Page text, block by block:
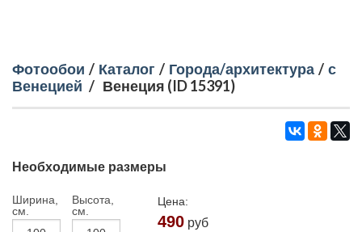
Фотообои / Каталог / Города/архитектура / с
Венецией / Венеция (ID 15391)
Необходимые размеры
Ширина,
см.
Высота,
см.
Цена:
490 руб